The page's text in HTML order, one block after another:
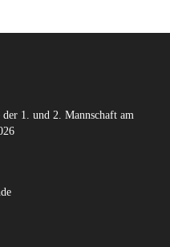
der 1. und 2. Mannschaft am